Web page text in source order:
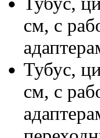
см, с
Тубус,
см, с